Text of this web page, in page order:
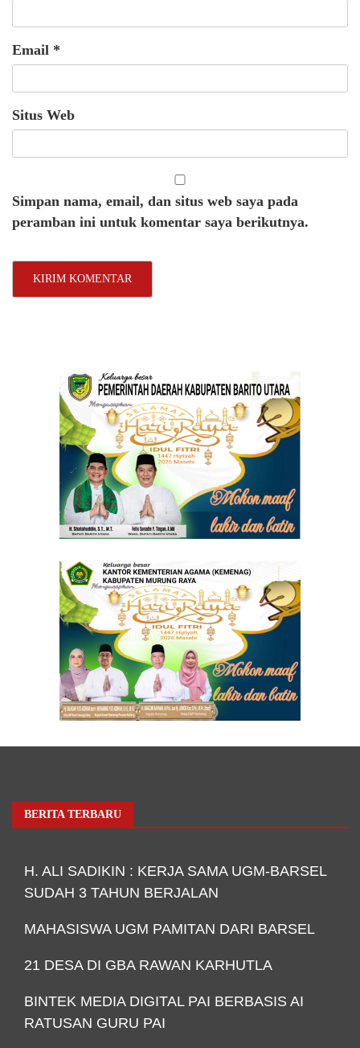
Email *
Situs Web
Simpan nama, email, dan situs web saya pada
peramban ini untuk komentar saya berikutnya.
BERITA TERBARU
H. ALI SADIKIN : KERJA SAMA UGM-BARSEL
SUDAH 3 TAHUN BERJALAN
MAHASISWA UGM PAMITAN DARI BARSEL
21 DESA DI GBA RAWAN KARHUTLA
BINTEK MEDIA DIGITAL PAI BERBASIS AI
RATUSAN GURU PAI